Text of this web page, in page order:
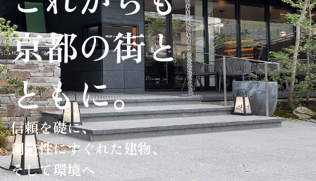
京都の街と
ともに。
信頼を礎に、
創造性にすぐれた建物、
そして環境へ